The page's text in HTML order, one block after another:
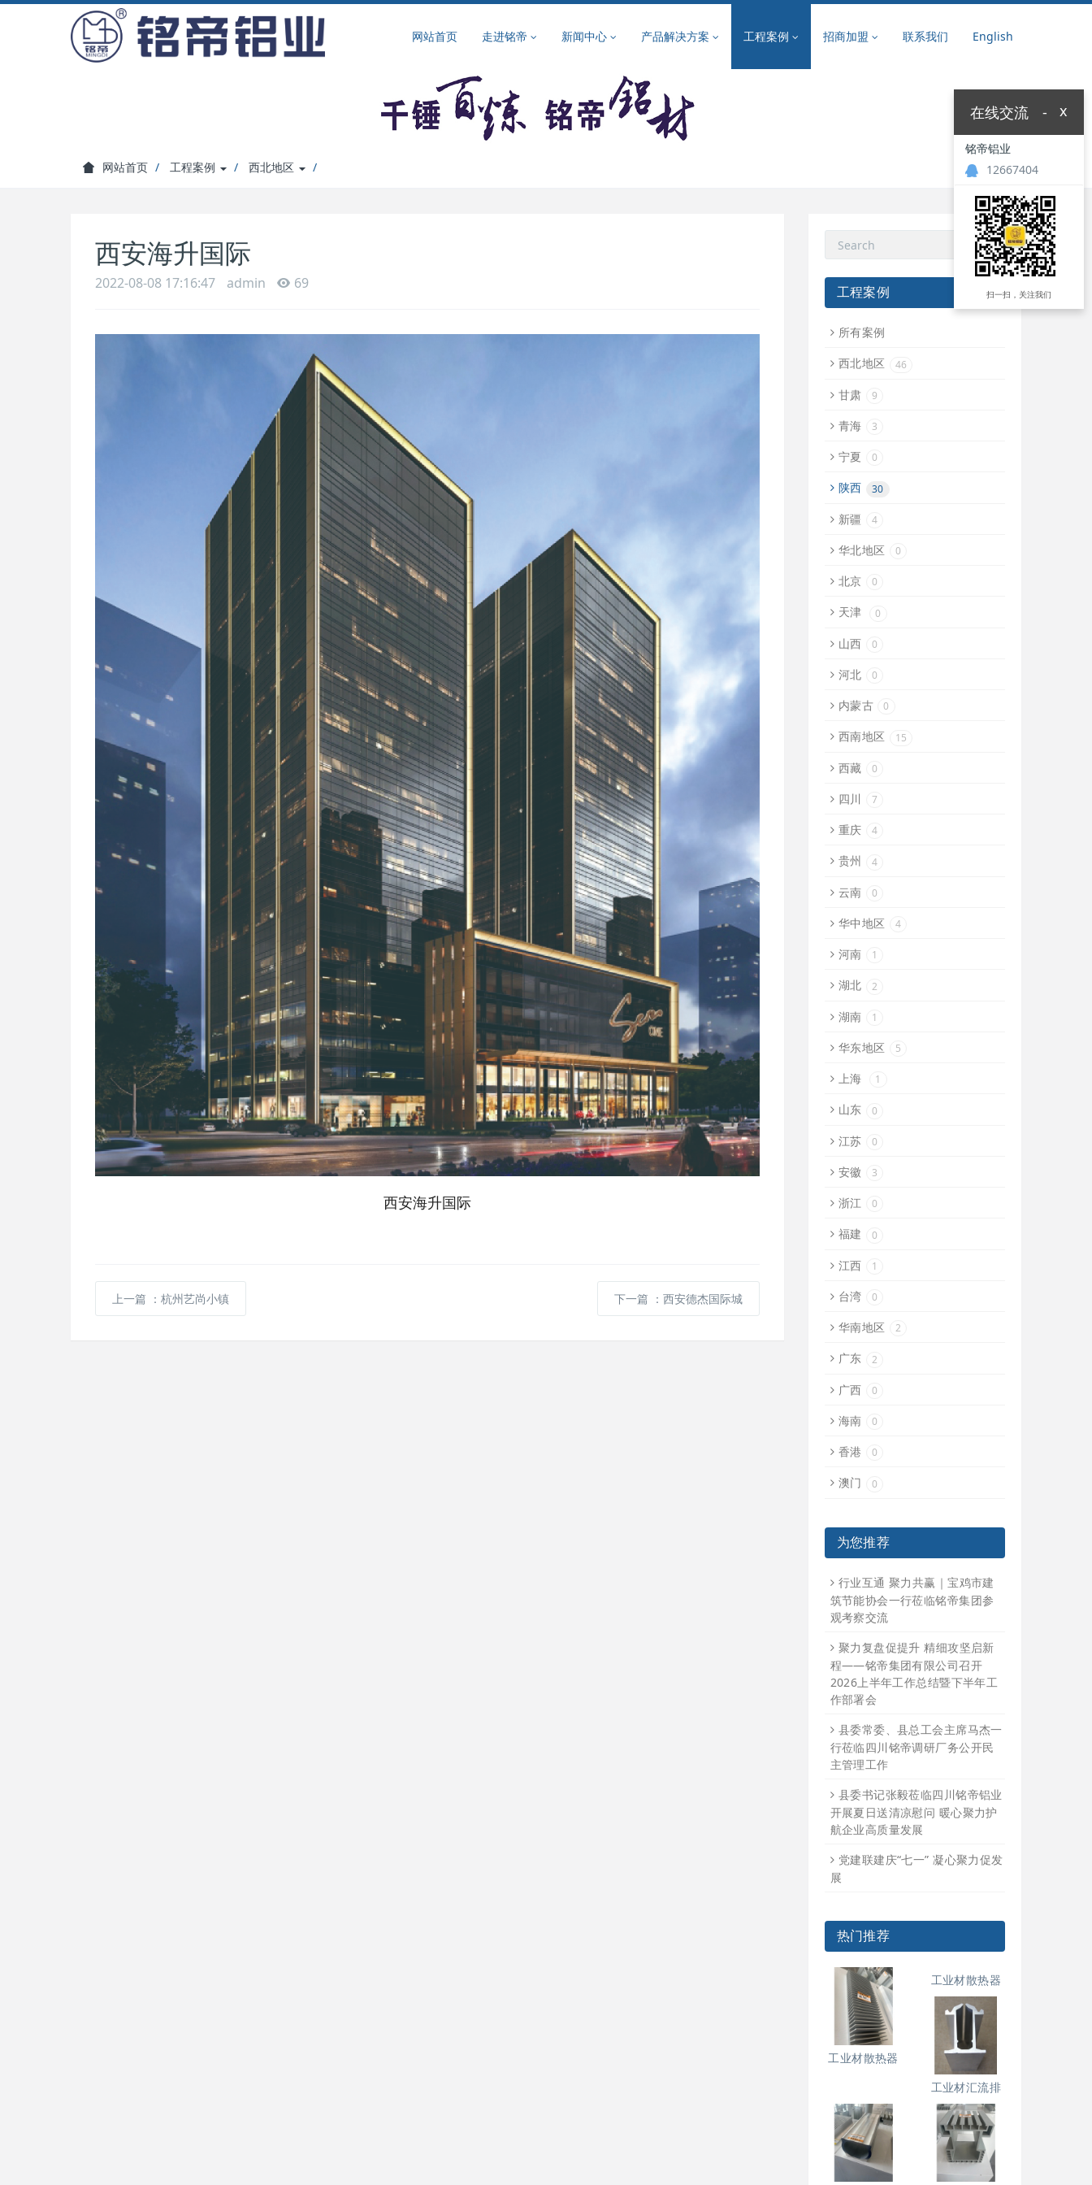
网站首页 走进铭帝 新闻中心 产品解决方案 工程案例 招商加盟 联系我们 English
网站首页 工程案例 西北地区
西安海升国际
2022-08-08 17:16:47 admin 69
西安海升国际
上一篇 ：杭州艺尚小镇 下一篇 ：西安德杰国际城
工程案例
所有案例
西北地区
46
甘肃 9
青海 3
宁夏 0
陕西 30
新疆 4
华北地区 0
北京 0
天津 0
山西 0
河北 0
内蒙古 0
西南地区 15
西藏 0
四川 7
重庆 4
贵州 4
云南 0
华中地区 4
河南 1
湖北 2
湖南 1
华东地区 5
上海 1
山东 0
江苏 0
安徽 3
浙江 0
福建 0
江西 1
台湾 0
华南地区 2
广东 2
广西 0
海南 0
香港 0
澳门 0
为您推荐
行业互通 聚力共赢｜宝鸡市建
筑节能协会一行莅临铭帝集团参
观考察交流
聚力复盘促提升 精细攻坚启新
程——铭帝集团有限公司召开
2026上半年工作总结暨下半年工
作部署会
县委常委、县总工会主席马杰一
行莅临四川铭帝调研厂务公开民
主管理工作
县委书记张毅莅临四川铭帝铝业
开展夏日送清凉慰问 暖心聚力护
航企业高质量发展
党建联建庆“七一” 凝心聚力促发
展
热门推荐
工业材散热器
工业材散热器
工业材汇流排
在线交流 x
-
铭帝铝业
12667404
扫一扫，关注我们